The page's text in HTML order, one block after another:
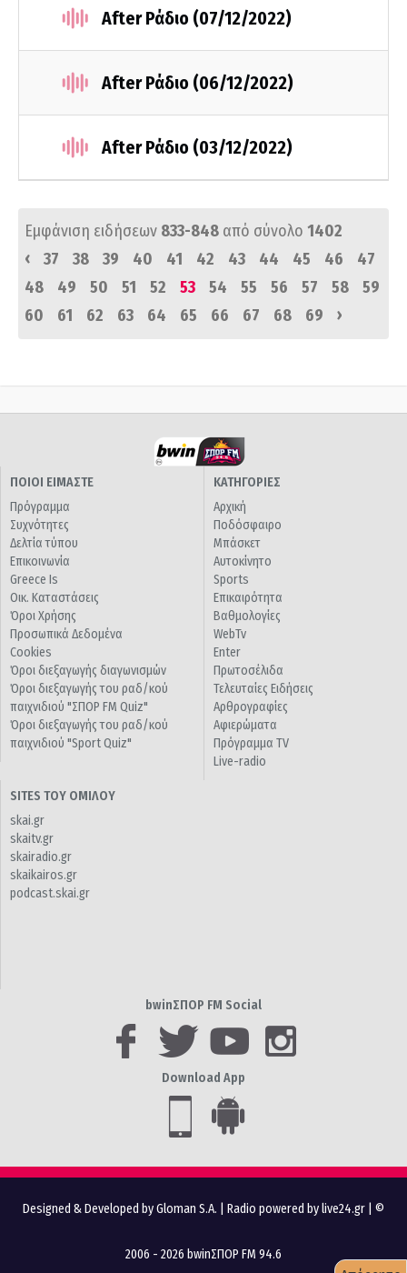
After Ράδιο (07/12/2022)
After Ράδιο (06/12/2022)
After Ράδιο (03/12/2022)
Εμφάνιση ειδήσεων 833-848 από σύνολο 1402
‹
37 38 39 40 41 42 43 44 45 46
47
48
49 50 51 52 53 54 55 56 57 58
59
60
61 62 63 64 65 66 67 68 69 ›
ΠΟΙΟΙ ΕΙΜΑΣΤΕ
Πρόγραμμα
Συχνότητες
Δελτία τύπου
Επικοινωνία
Greece Is
Οικ. Καταστάσεις
Όροι Χρήσης
Προσωπικά Δεδομένα
Cookies
Όροι διεξαγωγής διαγωνισμών
Όροι διεξαγωγής του ραδ/κού
παιχνιδιού "ΣΠΟΡ FM Quiz"
Όροι διεξαγωγής του ραδ/κού
παιχνιδιού "Sport Quiz"
ΚΑΤΗΓΟΡΙΕΣ
Αρχική
Ποδόσφαιρο
Μπάσκετ
Αυτοκίνητο
Sports
Επικαιρότητα
Βαθμολογίες
WebTv
Enter
Πρωτοσέλιδα
Τελευταίες Ειδήσεις
Αρθρογραφίες
Αφιερώματα
Πρόγραμμα TV
Live-radio
SITES ΤΟΥ ΟΜΙΛΟΥ
skai.gr
skaitv.gr
skairadio.gr
skaikairos.gr
podcast.skai.gr
bwinΣΠΟΡ FM Social
Download App
Designed & Developed by Gloman S.A. Radio powered by live24.gr | ©
2006 - 2026 bwinΣΠΟΡ FM 94.6